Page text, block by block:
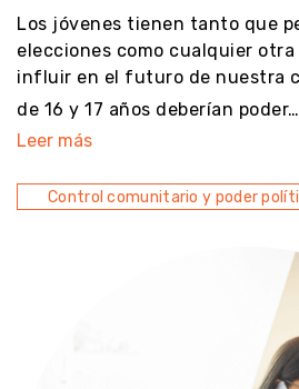
Los jóvenes tienen tanto que
elecciones como cualquier otra
influir en el futuro de nuestra
de 16 y 17 años deberían poder…
Leer más
Control comunitario y poder